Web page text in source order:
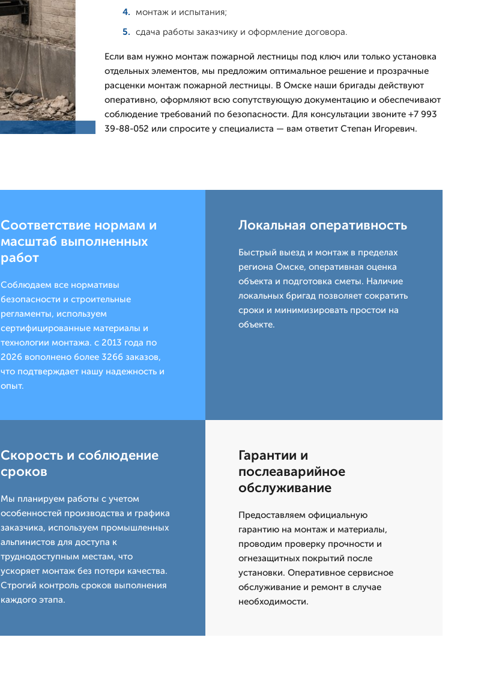
монтаж и испытания;
сдача работы заказчику и оформление договора.
Если вам нужно монтаж пожарной лестницы под ключ или только установка
отдельных элементов, мы предложим оптимальное решение и прозрачные
расценки монтаж пожарной лестницы. В Омске наши бригады действуют
оперативно, оформляют всю сопутствующую документацию и обеспечивают
соблюдение требований по безопасности. Для консультации звоните +7 993
39-88-052 или спросите у специалиста — вам ответит Степан Игоревич.
Соответствие нормам и
масштаб выполненных
работ
Соблюдаем все нормативы
безопасности и строительные
регламенты, используем
сертифицированные материалы и
технологии монтажа. с 2013 года по
2026 вополнено более 3266 заказов,
что подтверждает нашу надежность и
опыт.
Локальная оперативность
Быстрый выезд и монтаж в пределах
региона Омске, оперативная оценка
объекта и подготовка сметы. Наличие
локальных бригад позволяет сократить
сроки и минимизировать простои на
объекте.
Скорость и соблюдение
сроков
Мы планируем работы с учетом
особенностей производства и графика
заказчика, используем промышленных
альпинистов для доступа к
труднодоступным местам, что
ускоряет монтаж без потери качества.
Строгий контроль сроков выполнения
каждого этапа.
Гарантии и
послеаварийное
обслуживание
Предоставляем официальную
гарантию на монтаж и материалы,
проводим проверку прочности и
огнезащитных покрытий после
установки. Оперативное сервисное
обслуживание и ремонт в случае
необходимости.